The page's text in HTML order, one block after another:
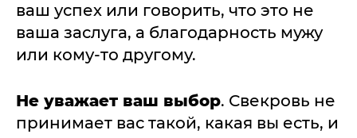
ваш успех или говорить, что это не
ваша заслуга, а благодарность мужу
или кому-то другому.
Не уважает ваш выбор. Свекровь не
принимает вас такой, какая вы есть, и